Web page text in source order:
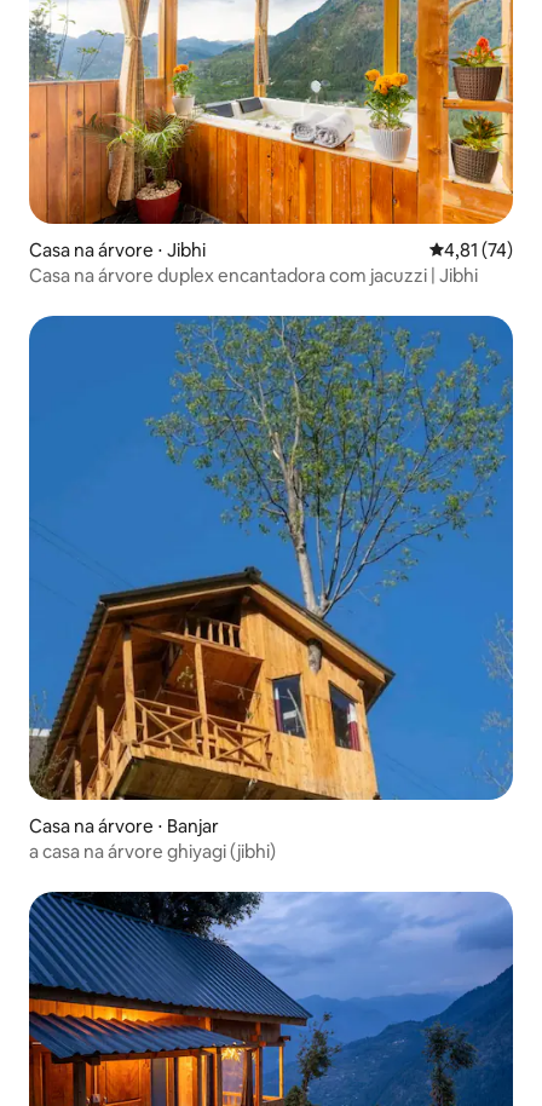
Casa na árvore ⋅ Jibhi 4,81 de uma
4,81 (74)
Casa na árvore duplex encantadora com jacuzzi | Jibhi
Casa na árvore ⋅ Banjar
a casa na árvore ghiyagi (jibhi)